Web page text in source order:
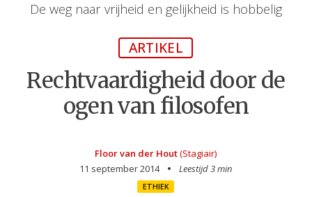
De weg naar vrijheid en gelijkheid is hobbelig
ARTIKEL
Rechtvaardigheid door de
ogen van filosofen
Floor van der Hout(Stagiair)
11 september 2014
Leestijd 3 min
ETHIEK